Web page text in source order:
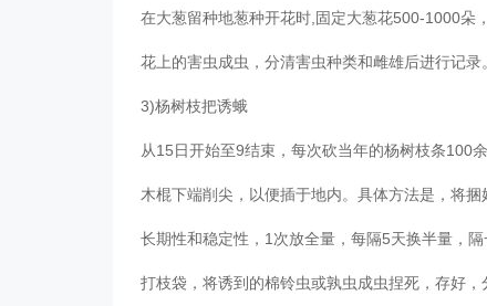
在大葱留种地葱种开花时,固定大葱花500-1000
花上的害虫成虫，分清害虫种类和雌雄后进行记
3)杨树枝把诱蛾
从15日开始至9结束，每次砍当年的杨树枝条100
木棍下端削尖，以便插于地内。具体方法是，将
长期性和稳定性，1次放全量，每隔5天换半量，
打枝袋，将诱到的棉铃虫或孰虫成虫捏死，存好